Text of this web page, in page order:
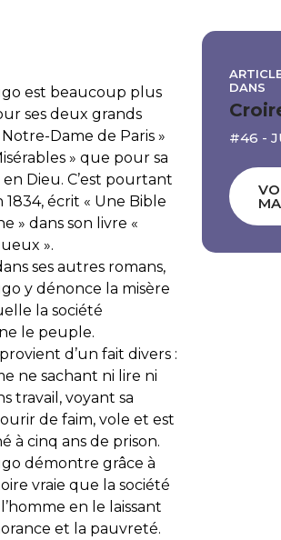
est beaucoup plus
ses deux grands
Dame de Paris »
» que pour sa
Dieu. C’est pourtant
1834, écrit « Une Bible
» dans son livre «
».
ses autres romans,
y dénonce la misère
la société
le peuple.
provient d’un fait divers :
ne sachant ni lire ni
travail, voyant sa
de faim, vole et est
à cinq ans de prison.
démontre grâce à
vraie que la société
en le laissant
et la pauvreté.
DANS
#46 -